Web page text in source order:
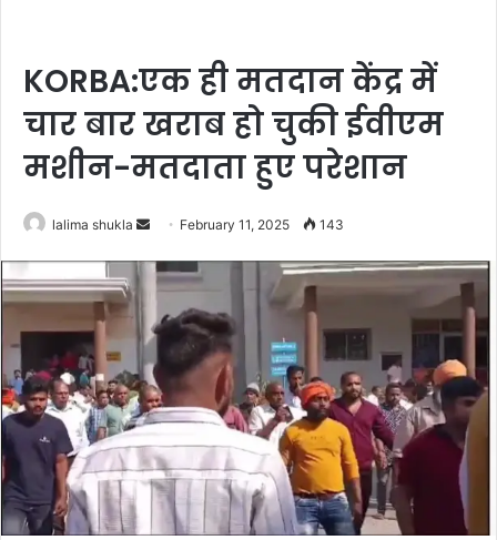
KORBA:एक ही मतदान केंद्र में
चार बार खराब हो चुकी ईवीएम
मशीन-मतदाता हुए परेशान
lalima shukla
Send
email
February 11, 2025 143